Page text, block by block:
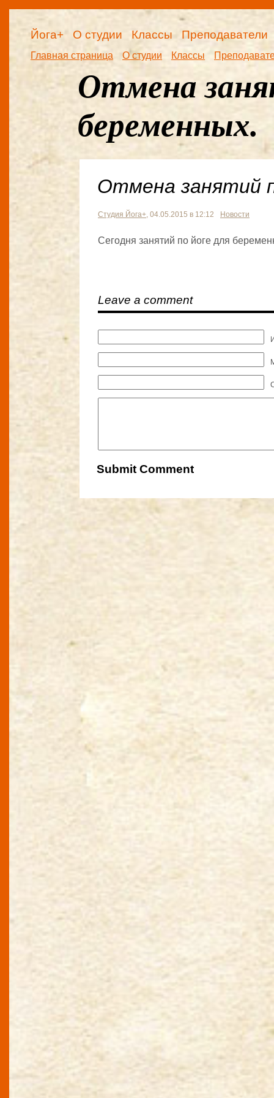
Йога+ О студии Классы Преподаватели
Главная страница О студии Классы
Отмена
беременных.
Отмена занятий
Студия Йога+ , 04.05.2015 в 12:12 Новости
Сегодня занятий по йоге для
Leave a comment